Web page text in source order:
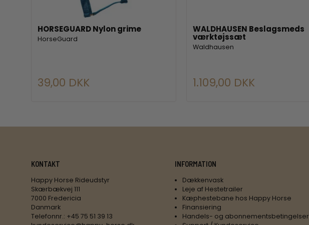
HORSEGUARD Nylon grime
HorseGuard
39,00 DKK
WALDHAUSEN Beslagsmeds
værktøjssæt
Waldhausen
1.109,00 DKK
KONTAKT
Happy Horse Rideudstyr
Skærbækvej 111
7000 Fredericia
Danmark
Telefonnr.: +45 75 51 39 13
INFORMATION
Dækkenvask
Leje af Hestetrailer
Kæphestebane hos Happy Horse
Finansiering
Handels- og abonnementsbetingelser